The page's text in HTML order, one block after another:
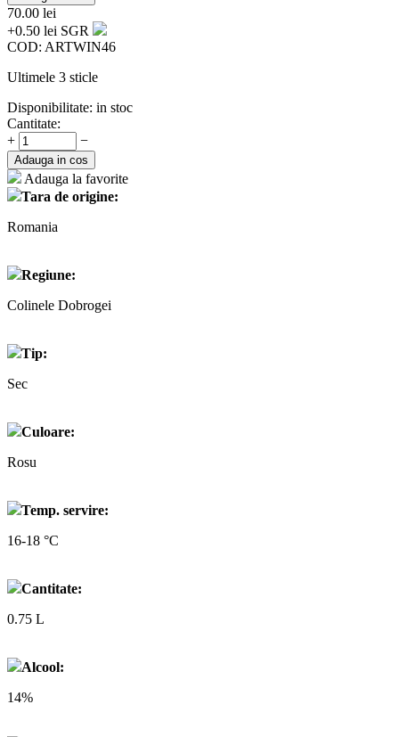
70.00 lei
+0.50 lei SGR
COD: ARTWIN46
Ultimele 3 sticle
Disponibilitate: in stoc
Cantitate:
+
−
Adauga in cos
Adauga la favorite
Tara de origine:
Romania
Regiune:
Colinele Dobrogei
Tip:
Sec
Culoare:
Rosu
Temp. servire:
16-18 °C
Cantitate:
0.75 L
Alcool:
14%